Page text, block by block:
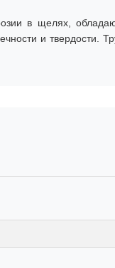
в щелях,
и твердости.